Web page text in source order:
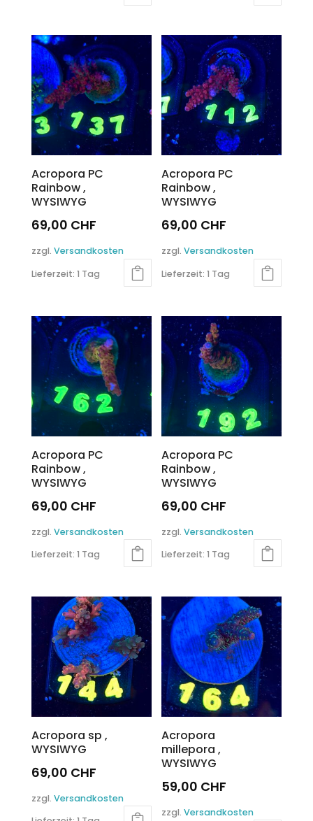
Acropora PC
Rainbow ,
WYSIWYG
69,00 CHF
zzgl. Versandkosten
Lieferzeit: 1 Tag
Acropora PC
Rainbow ,
WYSIWYG
69,00 CHF
zzgl.Versandkosten
Lieferzeit:1 Tag
Acropora PC
Rainbow ,
WYSIWYG
69,00 CHF
zzgl. Versandkosten
Lieferzeit: 1 Tag
Acropora PC
Rainbow ,
WYSIWYG
69,00 CHF
zzgl.Versandkosten
Lieferzeit:1 Tag
Acropora sp ,
WYSIWYG
69,00 CHF
zzgl. Versandkosten
Acropora
millepora ,
WYSIWYG
59,00 CHF
zzgl.Versandkosten